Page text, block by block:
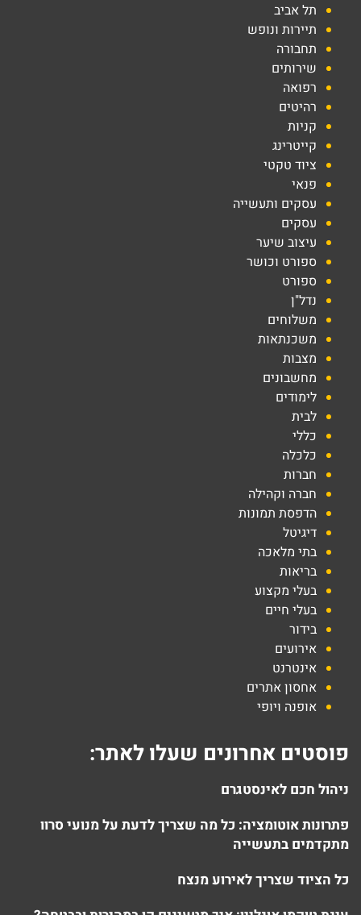
תל אביב
תיירות ונופש
תחבורה
שירותים
רפואה
רהיטים
קניות
קייטרינג
ציוד טקטי
פנאי
עסקים ותעשייה
עסקים
עיצוב שיער
ספורט וכושר
ספורט
נדל"ן
משלוחים
משכנתאות
מצבות
מחשבונים
לימודים
לבית
כללי
כלכלה
חברות
חברה וקהילה
הדפסת תמונות
דיגיטל
בתי מלאכה
בריאות
בעלי מקצוע
בעלי חיים
בידור
אירועים
אינטרנט
אחסון אתרים
אופנה ויופי
פוסטים אחרונים שעלו לאתר:
ניהול חכם לאינסטגרם
פתרונות אוטומציה: כל מה שצריך לדעת על מנועי סרוו
מתקדמים בתעשייה
כל הציוד שצריך לאירוע מנצח